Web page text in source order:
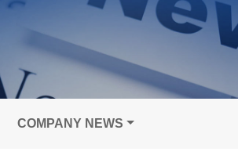
COMPANY NEWS